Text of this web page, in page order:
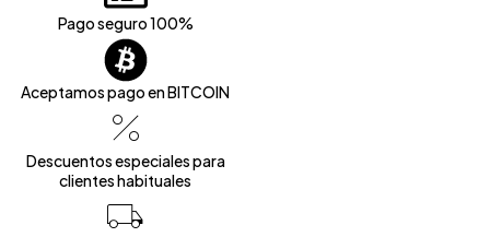
Pago seguro 100%
Aceptamos pago en BITCOIN
Descuentos especiales para
clientes habituales